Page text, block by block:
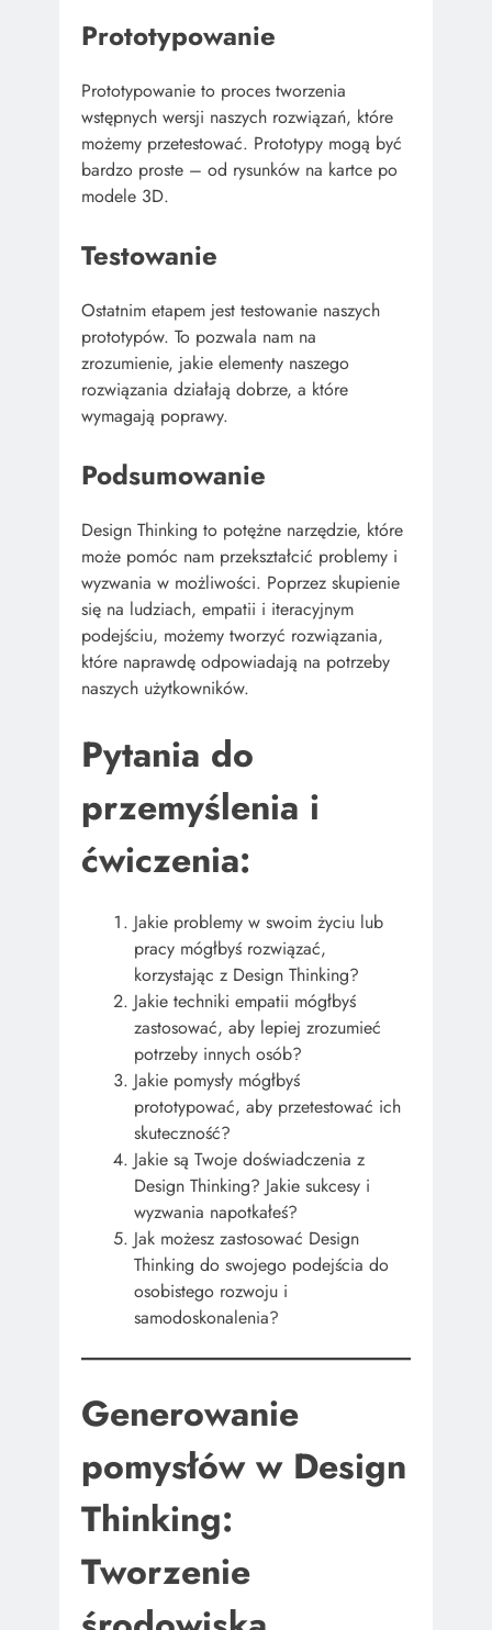
Prototypowanie
Prototypowanie to proces tworzenia
wstępnych wersji naszych rozwiązań, które
możemy przetestować. Prototypy mogą być
bardzo proste – od rysunków na kartce po
modele 3D.
Testowanie
Ostatnim etapem jest testowanie naszych
prototypów. To pozwala nam na
zrozumienie, jakie elementy naszego
rozwiązania działają dobrze, a które
wymagają poprawy.
Podsumowanie
Design Thinking to potężne narzędzie, które
może pomóc nam przekształcić problemy i
wyzwania w możliwości. Poprzez skupienie
się na ludziach, empatii i iteracyjnym
podejściu, możemy tworzyć rozwiązania,
które naprawdę odpowiadają na potrzeby
naszych użytkowników.
Pytania do
przemyślenia i
ćwiczenia:
Jakie problemy w swoim życiu lub
pracy mógłbyś rozwiązać,
korzystając z Design Thinking?
Jakie techniki empatii mógłbyś
zastosować, aby lepiej zrozumieć
potrzeby innych osób?
Jakie pomysły mógłbyś
prototypować, aby przetestować ich
skuteczność?
Jakie są Twoje doświadczenia z
Design Thinking? Jakie sukcesy i
wyzwania napotkałeś?
Jak możesz zastosować Design
Thinking do swojego podejścia do
osobistego rozwoju i
samodoskonalenia?
Generowanie
pomysłów w Design
Thinking:
Tworzenie